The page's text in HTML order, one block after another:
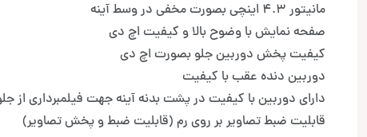
مانیتور 4.3 اینچی بصورت مخفی در وسط آینه
صفحه نمایش با وضوح بالا و کیفیت اچ دی
کیفیت پخش دوربین جلو بصورت اچ دی
دوربین دنده عقب با کیفیت
دارای دوربین با کیفیت در پشت بدنه آینه جهت فیلمبرداری
قابلیت ضبط تصاویر بر روی رم (قابلیت ضبط و پخش تصاویر)